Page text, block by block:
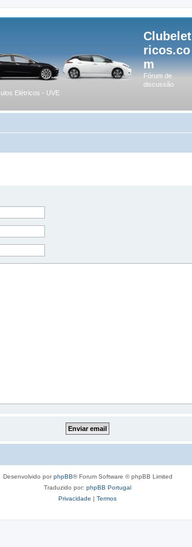
Clubelet
ricos.co
m
Fórum de
discussão
Elétricos - UVE
Desenvolvido porphpBB® Forum Software © phpBB Limited
Traduzido por: phpBB Portugal
Privacidade | Termos